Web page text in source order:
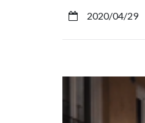
udal-
prestatu
duen
2020/04/29